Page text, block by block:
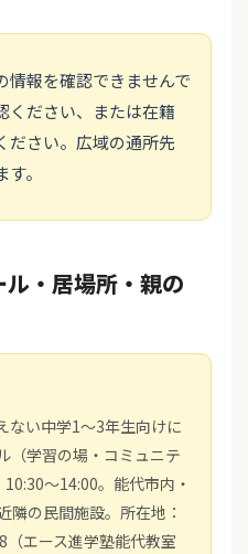
情報を確認できませんで
ください、または在籍
ださい。広域の通所先
。
・居場所・親の
ない中学1～3年生向けに
（学習の場・コミュニテ
～14:00。能代市内・
隣の民間施設。所在地：
エース進学塾能代教室